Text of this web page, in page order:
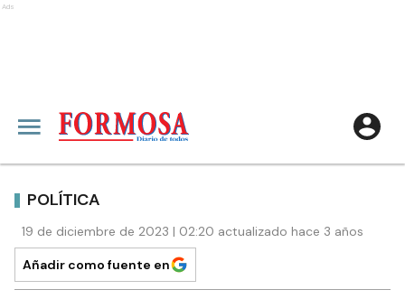
Ads
POLÍTICA
19 de diciembre de 2023 | 02:20 actualizado hace 3 años
Añadir como fuente en